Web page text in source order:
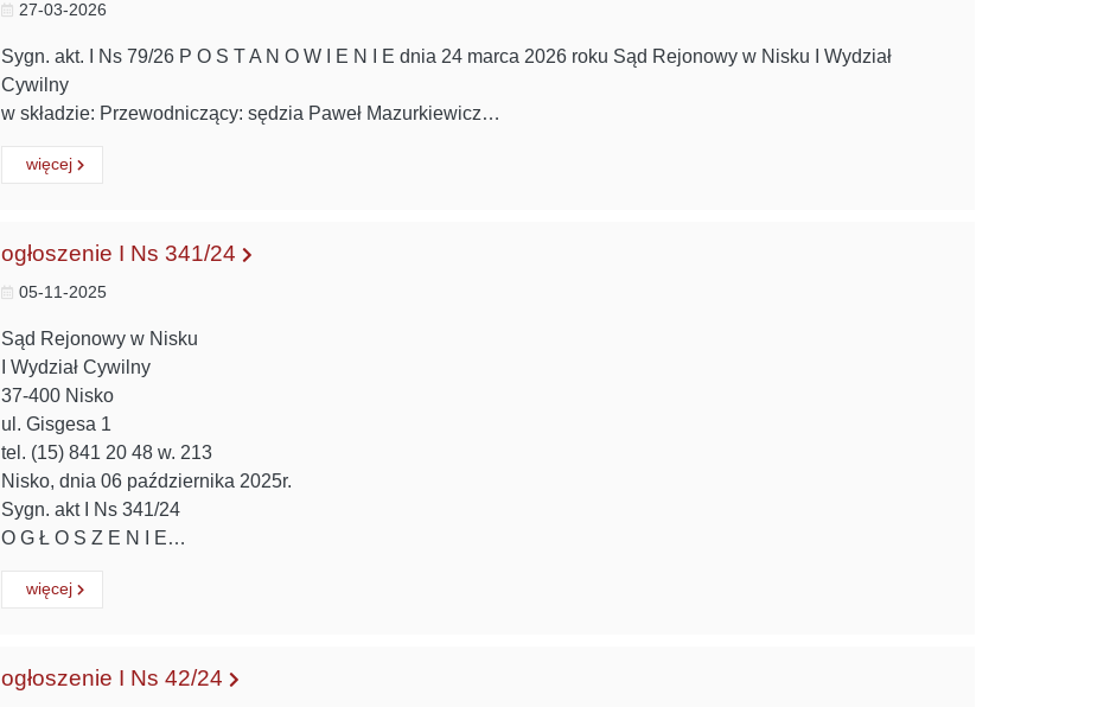
27-03-2026
Sygn. akt. I Ns 79/26 P O S T A N O W I E N I E dnia 24 marca 2026 roku Sąd Rejonowy w Nisku I Wydział
Cywilny
w składzie: Przewodniczący: sędzia Paweł Mazurkiewicz…
Czytaj
więcejo:
ogłoszenie I Ns 341/24
05-11-2025
Sąd Rejonowy w Nisku
I Wydział Cywilny
37-400 Nisko
ul. Gisgesa 1
tel. (15) 841 20 48 w. 213
Nisko, dnia 06 października 2025r.
Sygn. akt I Ns 341/24
O G Ł O S Z E N I E…
Czytaj
więcejo:
ogłoszenie I Ns 42/24